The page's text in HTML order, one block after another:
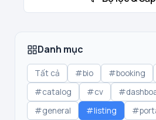
Danh mục
Tất cả #bio #booking
#catalog
#cv
#general
#listing